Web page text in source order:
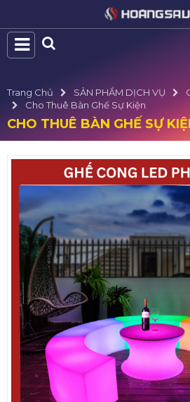
Trang Chủ SẢN PHẨM DỊCH VỤ
Cho Thuê Bàn Ghế Sự Kiện
CHO THUÊ BÀN GHẾ SỰ